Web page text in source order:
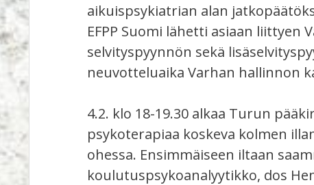
aikuispsykiatrian alan
EFPP Suomi lähetti asiaan liittyen
selvityspyynnön sekä
neuvotteluaika Varhan hallinnon
4.2. klo 18-19.30 alkaa Turun
psykoterapiaa koskeva kolmen
ohessa. Ensimmäiseen iltaan
koulutuspsykoanalyytikko, dos